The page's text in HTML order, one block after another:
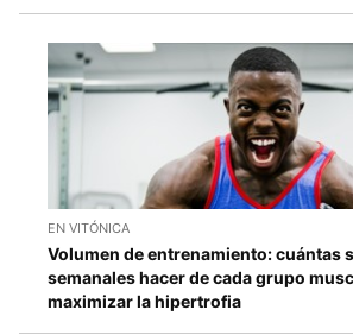
EN VITÓNICA
Volumen de entrenamiento: cuántas
semanales hacer de cada grupo
maximizar la hipertrofia